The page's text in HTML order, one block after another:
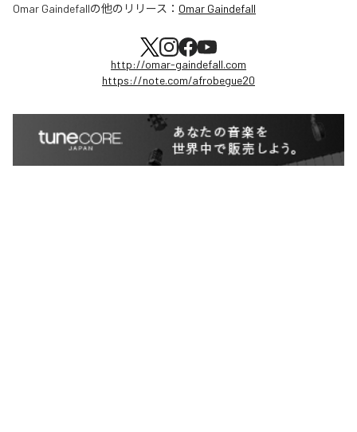
Omar Gaindefallの他のリリース： Omar Gaindefall
http://omar-gaindefall.com
https://note.com/afrobegue20